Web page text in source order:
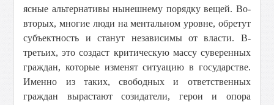
ясные альтернативы нынешнему порядку вещей. Во-
вторых, многие люди на ментальном уровне, обретут
субъектность и станут независимы от власти. В-
третьих, это создаст критическую массу суверенных
граждан, которые изменят ситуацию в государстве.
Именно из таких, свободных и ответственных
граждан вырастают созидатели, герои и опора